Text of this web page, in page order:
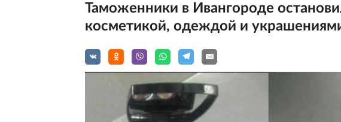
Таможенники в Ивангороде
косметикой, одеждой и